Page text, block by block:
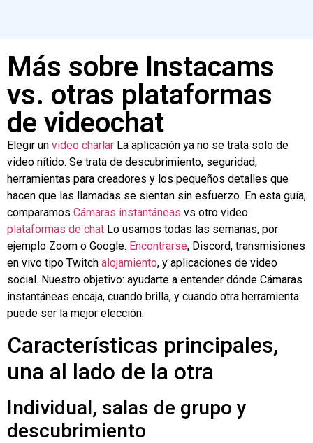
Más sobre Instacams
vs. otras plataformas
de videochat
Elegir un video charlar La aplicación ya no se trata solo de
video nítido. Se trata de descubrimiento, seguridad,
herramientas para creadores y los pequeños detalles que
hacen que las llamadas se sientan sin esfuerzo. En esta guía,
comparamos Cámaras instantáneas vs otro video
plataformas de chat Lo usamos todas las semanas, por
ejemplo Zoom o Google. Encontrarse, Discord, transmisiones
en vivo tipo Twitch alojamiento, y aplicaciones de video
social. Nuestro objetivo: ayudarte a entender dónde Cámaras
instantáneas encaja, cuando brilla, y cuando otra herramienta
puede ser la mejor elección.
Características principales,
una al lado de la otra
Individual, salas de grupo y
descubrimiento